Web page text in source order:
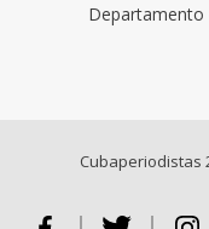
Departamento
Cubaperiodistas